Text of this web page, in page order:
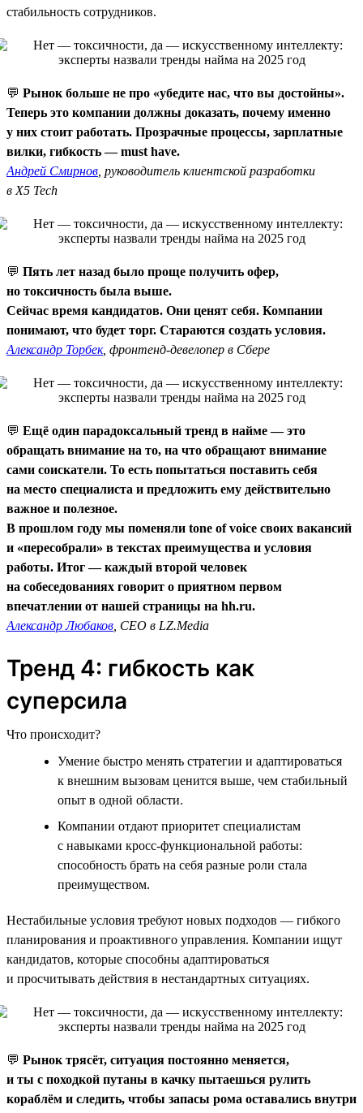
стабильность сотрудников.
💬 Рынок больше не про «убедите нас, что вы достойны».
Теперь это компании должны доказать, почему именно
у них стоит работать. Прозрачные процессы, зарплатные
вилки, гибкость — must have.
Андрей Смирнов , руководитель клиентской разработки
в X5 Tech
💬 Пять лет назад было проще получить офер,
но токсичность была выше.
Сейчас время кандидатов. Они ценят себя. Компании
понимают, что будет торг. Стараются создать условия.
Александр Торбек, фронтенд-девелопер в Сбере
💬 Ещё один парадоксальный тренд в найме — это
обращать внимание на то, на что обращают внимание
сами соискатели. То есть попытаться поставить себя
на место специалиста и предложить ему действительно
важное и полезное.
В прошлом году мы поменяли tone of voice своих вакансий
и «пересобрали» в текстах преимущества и условия
работы. Итог — каждый второй человек
на собеседованиях говорит о приятном первом
впечатлении от нашей страницы на hh.ru.
Александр Любаков , CEO в LZ.Media
Тренд 4: гибкость как
суперсила
Что происходит?
Умение быстро менять стратегии и адаптироваться
к внешним вызовам ценится выше, чем стабильный
опыт в одной области.
Компании отдают приоритет специалистам
с навыками кросс-функциональной работы:
способность брать на себя разные роли стала
преимуществом.
Нестабильные условия требуют новых подходов — гибкого
планирования и проактивного управления. Компании ищут
кандидатов, которые способны адаптироваться
и просчитывать действия в нестандартных ситуациях.
💬 Рынок трясёт, ситуация постоянно меняется,
и ты с походкой путаны в качку пытаешься рулить
кораблём и следить, чтобы запасы рома оставались внутри